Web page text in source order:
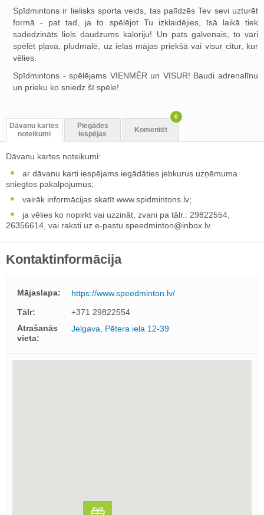
Spīdmintons ir lielisks sporta veids, tas palīdzēs Tev sevi uzturēt
formā - pat tad, ja to spēlējot Tu izklaidējies, īsā laikā tiek
sadedzināts liels daudzums kaloriju! Un pats galvenais, to vari
spēlēt pļavā, pludmalē, uz ielas mājas priekšā vai visur citur, kur
vēlies.
Spīdmintons - spēlējams VIENMĒR un VISUR! Baudi adrenalīnu
un prieku ko sniedz šī spēle!
Dāvanu kartes
noteikumi
Piegādes
iespējas
Komentēt
0
Dāvanu kartes noteikumi:
ar dāvanu karti iespējams iegādāties jebkurus uzņēmuma
sniegtos pakalpojumus;
vairāk informācijas skatīt www.spidmintons.lv;
ja vēlies ko nopirkt vai uzzināt, zvani pa tālr.: 29822554,
26356614, vai raksti uz e-pastu speedminton@inbox.lv.
Kontaktinformācija
Mājaslapa:
https://www.speedminton.lv/
Tālr:
+371 29822554
Atrašanās
vieta:
Jelgava, Pētera iela 12-39